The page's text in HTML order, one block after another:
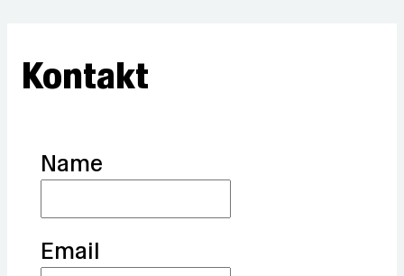
Kontakt
Name
Email